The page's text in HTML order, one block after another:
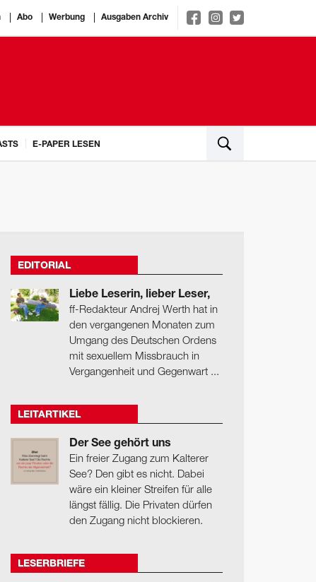
Abo Werbung Ausgaben Archiv
E-PAPER LESEN
EDITORIAL
Liebe Leserin, lieber Leser,
ff-Redakteur Andrej Werth hat in
den vergangenen Monaten zum
Umgang des Deutschen Ordens
mit sexuellem Missbrauch in
Vergangenheit und Gegenwart ...
LEITARTIKEL
Der See gehört uns
Ein freier Zugang zum Kalterer
See? Den gibt es nicht. Dabei
wäre ein kleiner Streifen für alle
längst fällig. Die Privaten dürfen
den Zugang nicht blockieren.
LESERBRIEFE